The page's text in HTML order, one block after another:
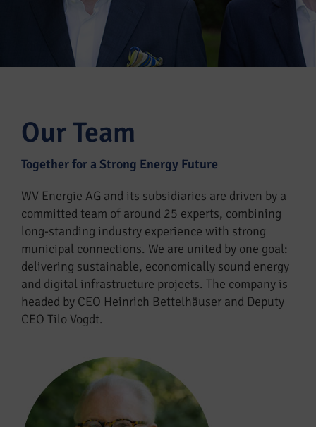
Our Team
Together for a Strong Energy Future
WV Energie AG and its subsidiaries are driven by a
committed team of around 25 experts, combining
long-standing industry experience with strong
municipal connections. We are united by one goal:
delivering sustainable, economically sound energy
and digital infrastructure projects. The company is
headed by CEO Heinrich Bettelhäuser and Deputy
CEO Tilo Vogdt.